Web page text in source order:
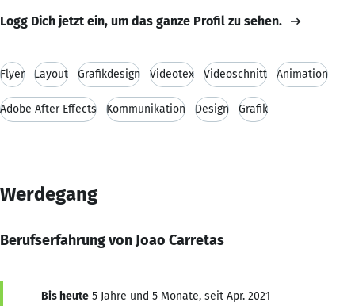
Logg Dich jetzt ein, um das ganze Profil zu sehen.
Flyer Layout Grafikdesign Videotex Videoschnitt Animation
Adobe After Effects Kommunikation Design Grafik
Werdegang
Berufserfahrung von Joao Carretas
Bis heute 5 Jahre und 5 Monate, seit Apr. 2021